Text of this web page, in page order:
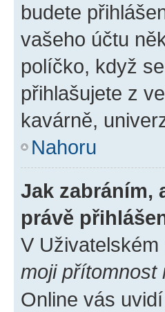
budete
vašeho účtu
políčko, když
přihlašujete z
kavárně,
Nahoru
Jak zabráním,
právě
V
moji přítomnost
Online vás